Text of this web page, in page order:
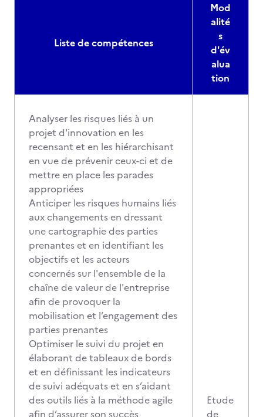
Liste de compétences
Mod
alité
s
d'év
alua
tion
Analyser les risques liés à un
projet d'innovation en les
recensant et en les hiérarchisant
en vue de prévenir ceux-ci et de
mettre en place les parades
appropriées
Anticiper les risques humains liés
aux changements en dressant
une cartographie des parties
prenantes et en identifiant les
objectifs et les acteurs
concernés sur l'ensemble de la
chaîne de valeur de l'entreprise
afin de provoquer la
mobilisation et l’engagement des
parties prenantes
Optimiser le suivi du projet en
élaborant de tableaux de bords
et en définissant les indicateurs
de suivi adéquats et en s’aidant
des outils liés à la méthode agile
afin d’assurer son succès
Etude
de